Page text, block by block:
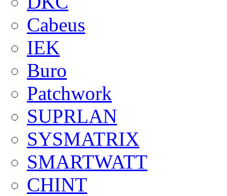
Cabeus
IEK
Buro
Patchwork
SUPRLAN
SYSMATRIX
SMARTWATT
CHINT